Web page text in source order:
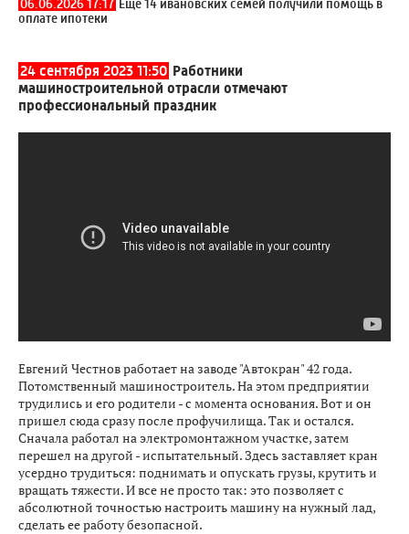
06.06.2026 17:17 Еще 14 ивановских семей получили помощь в
оплате ипотеки
24 сентября 2023 11:50 Работники
машиностроительной отрасли отмечают
профессиональный праздник
Евгений Честнов работает на заводе "Автокран" 42 года.
Потомственный машиностроитель. На этом предприятии
трудились и его родители - с момента основания. Вот и он
пришел сюда сразу после профучилища. Так и остался.
Сначала работал на электромонтажном участке, затем
перешел на другой - испытательный. Здесь заставляет кран
усердно трудиться: поднимать и опускать грузы, крутить и
вращать тяжести. И все не просто так: это позволяет с
абсолютной точностью настроить машину на нужный лад,
сделать ее работу безопасной.